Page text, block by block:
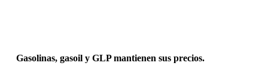
Gasolinas, gasoil y GLP mantienen sus precios.